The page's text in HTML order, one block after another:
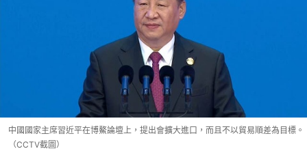
中國國家主席習近平在博鰲論壇上，提出會擴大進口，而且不以貿易順差為目標。
（CCTV截圖）